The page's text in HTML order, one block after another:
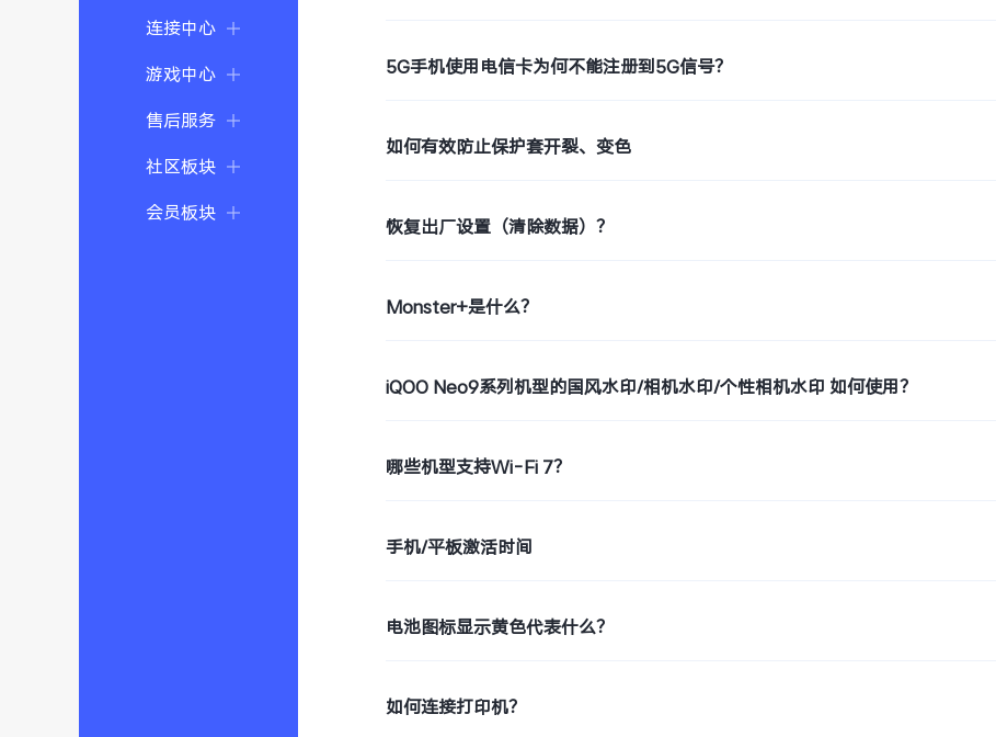
连接中心
游戏中心
售后服务
社区板块
会员板块
5G手机使用电信卡为何不能注册到5G信号？
如何有效防止保护套开裂、变色
恢复出厂设置（清除数据）？
Monster+是什么？
iQOO Neo9系列机型的国风水印/相机水印/个性相机水印 如何使用？
哪些机型支持Wi-Fi 7？
手机/平板激活时间
电池图标显示黄色代表什么？
如何连接打印机？